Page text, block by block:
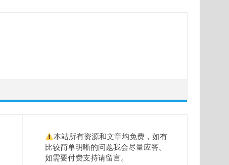
本站所有资源和文章均免费，如有
比较简单明晰的问题我会尽量应答。
如需要付费支持请留言。